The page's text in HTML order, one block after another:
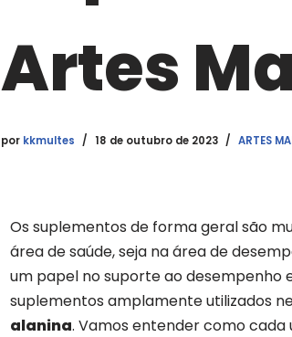
Artes
por kkmultes 18 de outubro de 2023 ARTES
Os suplementos de forma geral são
área de saúde, seja na área de
um papel no suporte ao desempenho
suplementos amplamente utilizados
alanina. Vamos entender como